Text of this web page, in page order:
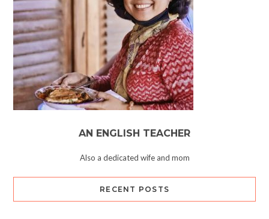
AN ENGLISH TEACHER
Also a dedicated wife and mom
RECENT POSTS